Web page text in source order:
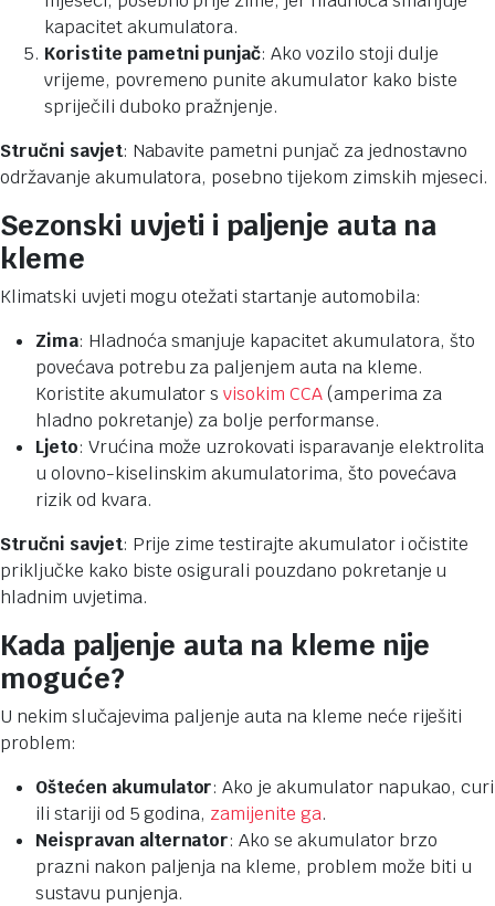
kapacitet akumulatora.
Koristite pametni punjač: Ako vozilo stoji dulje
vrijeme, povremeno punite akumulator kako biste
spriječili duboko pražnjenje.
Stručni savjet: Nabavite pametni punjač za jednostavno
održavanje akumulatora, posebno tijekom zimskih mjeseci.
Sezonski uvjeti i paljenje auta na
kleme
Klimatski uvjeti mogu otežati startanje automobila:
Zima: Hladnoća smanjuje kapacitet akumulatora, što
povećava potrebu za paljenjem auta na kleme.
Koristite akumulator svisokim CCA(amperima za
hladno pokretanje) za bolje performanse.
Ljeto: Vrućina može uzrokovati isparavanje elektrolita
u olovno-kiselinskim akumulatorima, što povećava
rizik od kvara.
Stručni savjet: Prije zime testirajte akumulator i očistite
priključke kako biste osigurali pouzdano pokretanje u
hladnim uvjetima.
Kada paljenje auta na kleme nije
moguće?
U nekim slučajevima paljenje auta na kleme neće riješiti
problem:
Oštećen akumulator: Ako je akumulator napukao, curi
ili stariji od 5 godina, zamijenite ga.
Neispravan alternator: Ako se akumulator brzo
prazni nakon paljenja na kleme, problem može biti u
sustavu punjenja.